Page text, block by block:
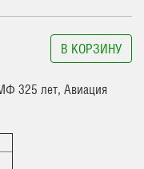
В КОРЗИНУ
325 лет, Авиация